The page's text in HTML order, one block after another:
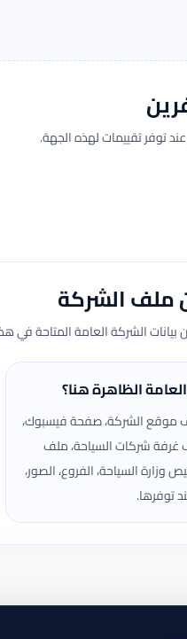
توفر تقييمات لهذه الجهة.
ملف الشركة
بيانات الشركة العامة المتاحة في
الظاهرة هنا؟
موقع الشركة، صفحة فيسبوك،
غرفة شركات السياحة، ملف
وزارة السياحة، الفروع، الصور،
توفرها.